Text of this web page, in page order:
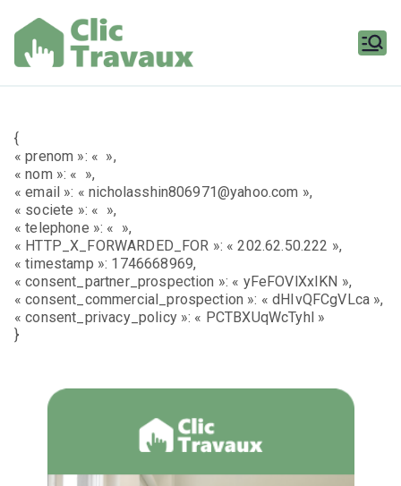
contenu
{
« prenom »: « »,
« nom »: « »,
« email »: « nicholasshin806971@yahoo.com »,
« societe »: « »,
« telephone »: « »,
« HTTP_X_FORWARDED_FOR »: « 202.62.50.222 »,
« timestamp »: 1746668969,
« consent_partner_prospection »: « yFeFOVlXxIKN »,
« consent_commercial_prospection »: « dHIvQFCgVLca »,
« consent_privacy_policy »: « PCTBXUqWcTyhl »
}